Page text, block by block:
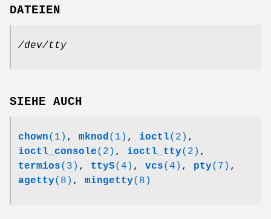
DATEIEN
/dev/tty
SIEHE AUCH
chown(1) , mknod (1) , ioctl(2) ,
ioctl_console(2) , ioctl_tty(2) ,
termios(3) , ttyS(4) , vcs(4) , pty(7) ,
agetty(8) , mingetty(8)